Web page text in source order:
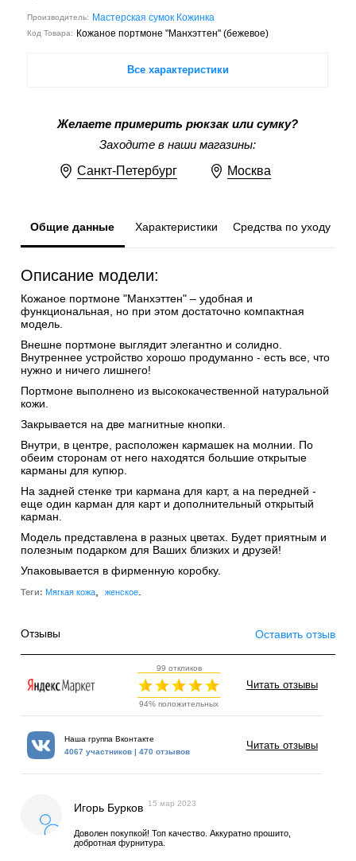
Производитель: Мастерская сумок Кожинка
Код Товара: Кожаное портмоне "Манхэттен" (бежевое)
Все характеристики
Желаете примерить рюкзак или сумку?
Заходите в наши магазины:
Санкт-Петербург Москва
Общие данные Характеристики Средства по уходу
Описание модели:
Кожаное портмоне "Манхэттен" – удобная и
функциональная, но при этом достаточно компактная
модель.
Внешне портмоне выглядит элегантно и солидно.
Внутреннее устройство хорошо продуманно - есть все, что
нужно и ничего лишнего!
Портмоне выполнено из высококачественной натуральной
кожи.
Закрывается на две магнитные кнопки.
Внутри, в центре, расположен кармашек на молнии. По
обеим сторонам от него находятся большие открытые
карманы для купюр.
На задней стенке три кармана для карт, а на передней -
еще один карман для карт и дополнительный открытый
карман.
Модель представлена в разных цветах. Будет приятным и
полезным подарком для Ваших близких и друзей!
Упаковывается в фирменную коробку.
Теги: Мягкая кожа женское.
Отзывы Оставить отзыв
99 откликов
94% положительных
Читать отзывы
Наша группа Вконтакте
4067 участников | 470 отзывов
Читать отзывы
Игорь Бурков 15 мар 2023
Доволен покупкой! Топ качество. Аккуратно прошито,
добротная фурнитура.